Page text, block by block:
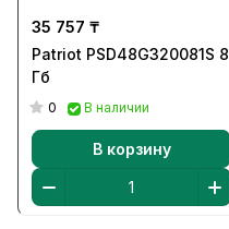
35 757 ₸
Patriot PSD48G320081S 8
Гб
0 В наличии
В корзину